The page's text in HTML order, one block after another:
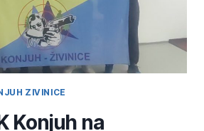
ZIVINICE
Konjuh na